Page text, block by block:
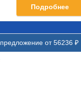
Подробнее
от 56236 ₽